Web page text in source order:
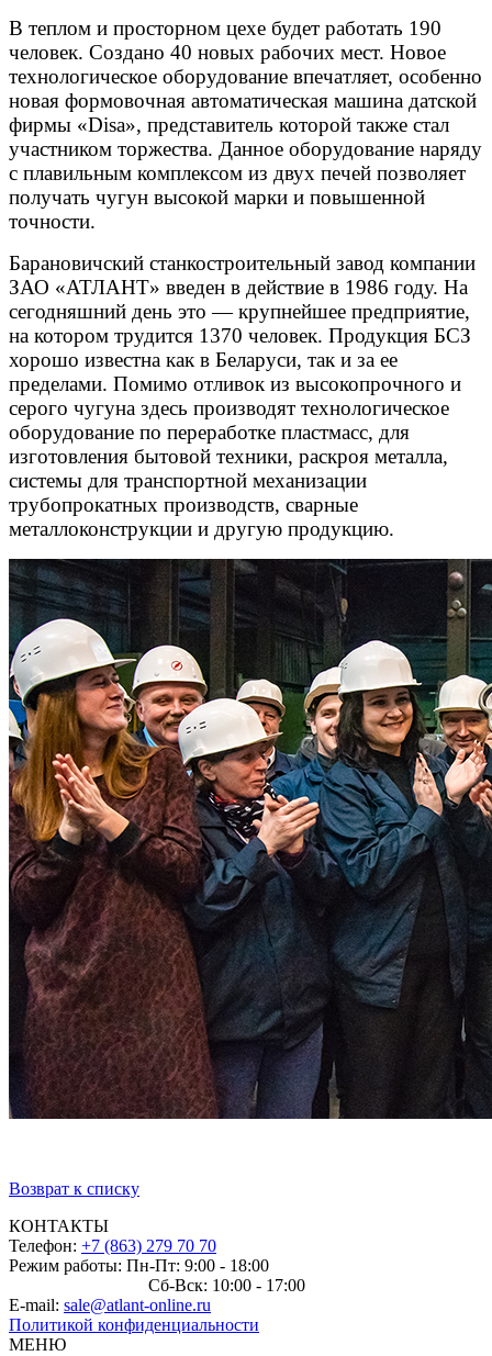
В теплом и просторном цехе будет работать 190
человек. Создано 40 новых рабочих мест. Новое
технологическое оборудование впечатляет, особенно
новая формовочная автоматическая машина датской
фирмы «Disa», представитель которой также стал
участником торжества. Данное оборудование наряду
с плавильным комплексом из двух печей позволяет
получать чугун высокой марки и повышенной
точности.
Барановичский станкостроительный завод компании
ЗАО «АТЛАНТ» введен в действие в 1986 году. На
сегодняшний день это — крупнейшее предприятие,
на котором трудится 1370 человек. Продукция БСЗ
хорошо известна как в Беларуси, так и за ее
пределами. Помимо отливок из высокопрочного и
серого чугуна здесь производят технологическое
оборудование по переработке пластмасс, для
изготовления бытовой техники, раскроя металла,
системы для транспортной механизации
трубопрокатных производств, сварные
металлоконструкции и другую продукцию.
Возврат к списку
КОНТАКТЫ
Телефон: +7 (863) 279 70 70
Режим работы: Пн-Пт: 9:00 - 18:00
Сб-Вск: 10:00 - 17:00
E-mail: sale@atlant-online.ru
Политикой конфиденциальности
МЕНЮ